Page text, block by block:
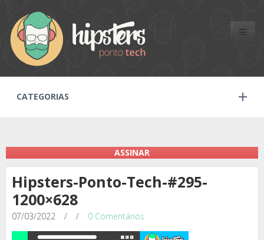
Toggle
CATEGORIAS
ASSINAR
Hipsters-Ponto-Tech-#295-
1200×628
07/03/2022 / / 0 Comentários